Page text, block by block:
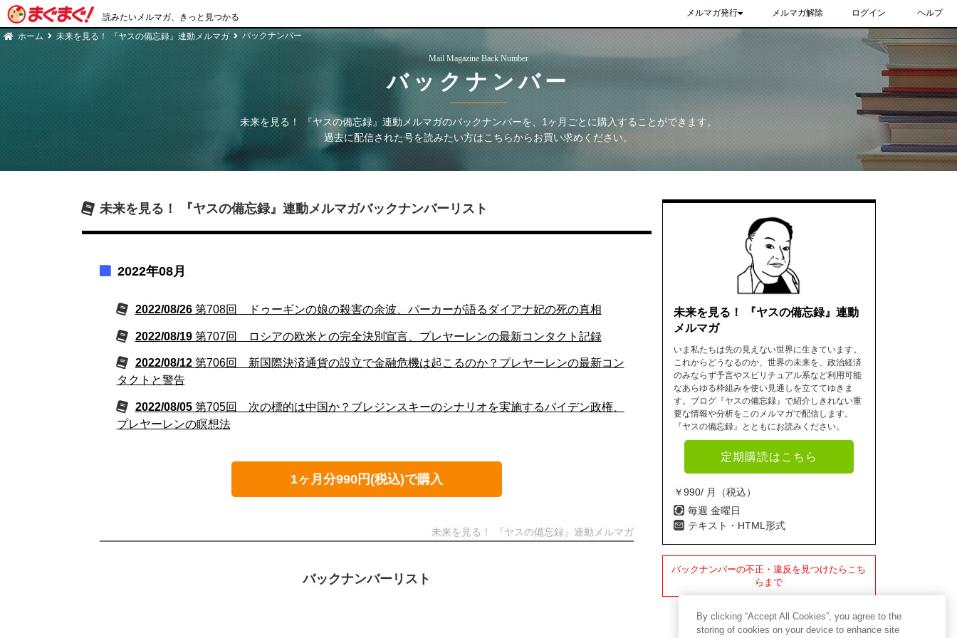
読みたいメルマガ、きっと見つかる メルマガ発行 メルマガ解除 ログイン ヘルプ
ホーム 未来を見る！ 『ヤスの備忘録』連動メルマガ バックナンバー
Mail Magazine Back Number
バックナンバー
未来を見る！ 『ヤスの備忘録』連動メルマガのバックナンバーを、1ヶ月ごとに購入することができます。
過去に配信された号を読みたい方はこちらからお買い求めください。
未来を見る！ 『ヤスの備忘録』連動メルマガバックナンバーリスト
2022年08月
2022/08/26 第708回 ドゥーギンの娘の殺害の余波、パーカーが語るダイアナ妃の死の真相
2022/08/19 第707回 ロシアの欧米との完全決別宣言、プレヤーレンの最新コンタクト記録
2022/08/12 第706回 新国際決済通貨の設立で金融危機は起こるのか？プレヤーレンの最新コン
タクトと警告
2022/08/05 第705回 次の標的は中国か？ブレジンスキーのシナリオを実施するバイデン政権、
プレヤーレンの瞑想法
1ヶ月分990円(税込)で購入
未来を見る！ 『ヤスの備忘録』連動メルマガ
バックナンバーリスト
未来を見る！ 『ヤスの備忘録』連動
メルマガ
いま私たちは先の見えない世界に生きています。
これからどうなるのか、世界の未来を、政治経済
のみならず予言やスピリチュアル系など利用可能
なあらゆる枠組みを使い見通しを立ててゆきま
す。ブログ『ヤスの備忘録』で紹介しきれない重
要な情報や分析をこのメルマガで配信します。
『ヤスの備忘録』とともにお読みください。
定期購読はこちら
￥990/ 月（税込）
毎週 金曜日
テキスト・HTML形式
バックナンバーの不正・違反を見つけたらこち
らまで
By clicking “Accept All Cookies”, you agree to the
storing of cookies on your device to enhance site